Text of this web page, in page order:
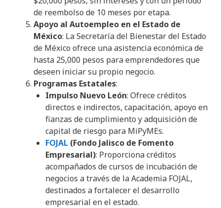
de reembolso de 10 meses por etapa.
Apoyo al Autoempleo en el Estado de
México: La Secretaría del Bienestar del Estado
de México ofrece una asistencia económica de
hasta 25,000 pesos para emprendedores que
deseen iniciar su propio negocio.
Programas Estatales:
Impulso Nuevo León: Ofrece créditos
directos e indirectos, capacitación, apoyo en
fianzas de cumplimiento y adquisición de
capital de riesgo para MiPyMEs.
FOJAL (Fondo Jalisco de Fomento
Empresarial): Proporciona créditos
acompañados de cursos de incubación de
negocios a través de la Academia FOJAL,
destinados a fortalecer el desarrollo
empresarial en el estado.